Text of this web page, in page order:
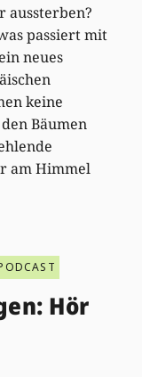
aussterben?
passiert mit
neues
keine
Bäumen
am Himmel
Hör